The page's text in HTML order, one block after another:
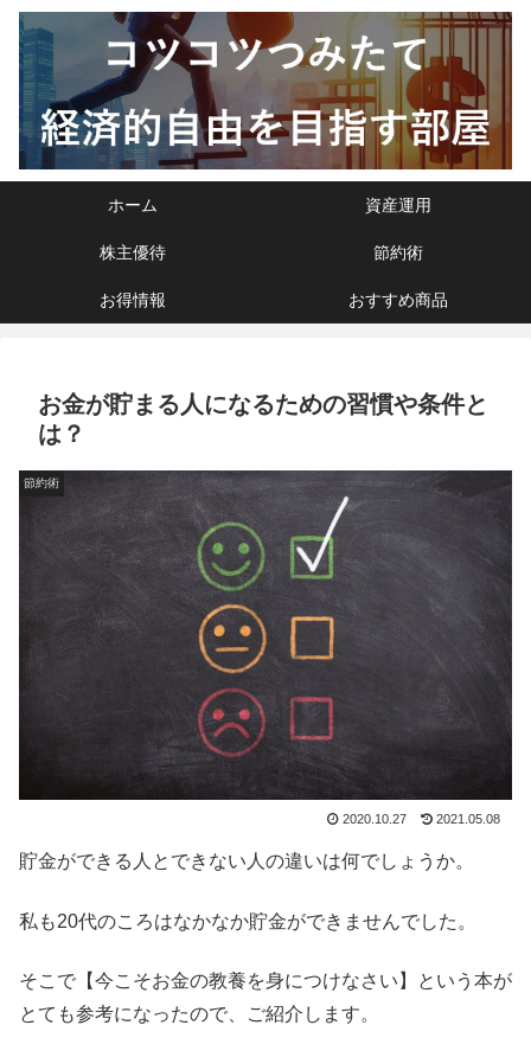
ホーム 資産運用
株主優待 節約術
お得情報 おすすめ商品
お金が貯まる人になるための習慣や条件と
は？
節約術
2020.10.27 2021.05.08
貯金ができる人とできない人の違いは何でしょうか。
私も20代のころはなかなか貯金ができませんでした。
そこで【今こそお金の教養を身につけなさい】という本が
とても参考になったので、ご紹介します。